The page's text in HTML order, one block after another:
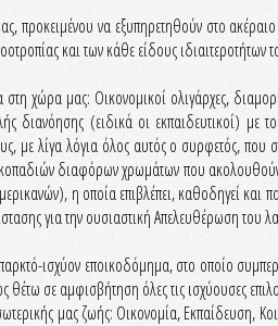
προκειμένου να εξυπηρετηθούν στο
και των κάθε είδους ιδιαιτεροτήτων
χώρα μας: Οικονομικοί ολιγάρχες,
διανόησης (ειδικά οι εκπαιδευτικοί) με
με λίγα λόγια όλος αυτός ο συρφετός,
διαφόρων χρωμάτων που
η οποία επιβλέπει, καθοδηγεί
για την ουσιαστική Απελευθέρωση του
ισχύον εποικοδόμημα, στο οποίο
σε αμφισβήτηση όλες τις ισχύουσες
μας ζωής: Οικονομία, Εκπαίδευση,